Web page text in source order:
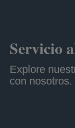
Servicio
Explore
con nosotros.